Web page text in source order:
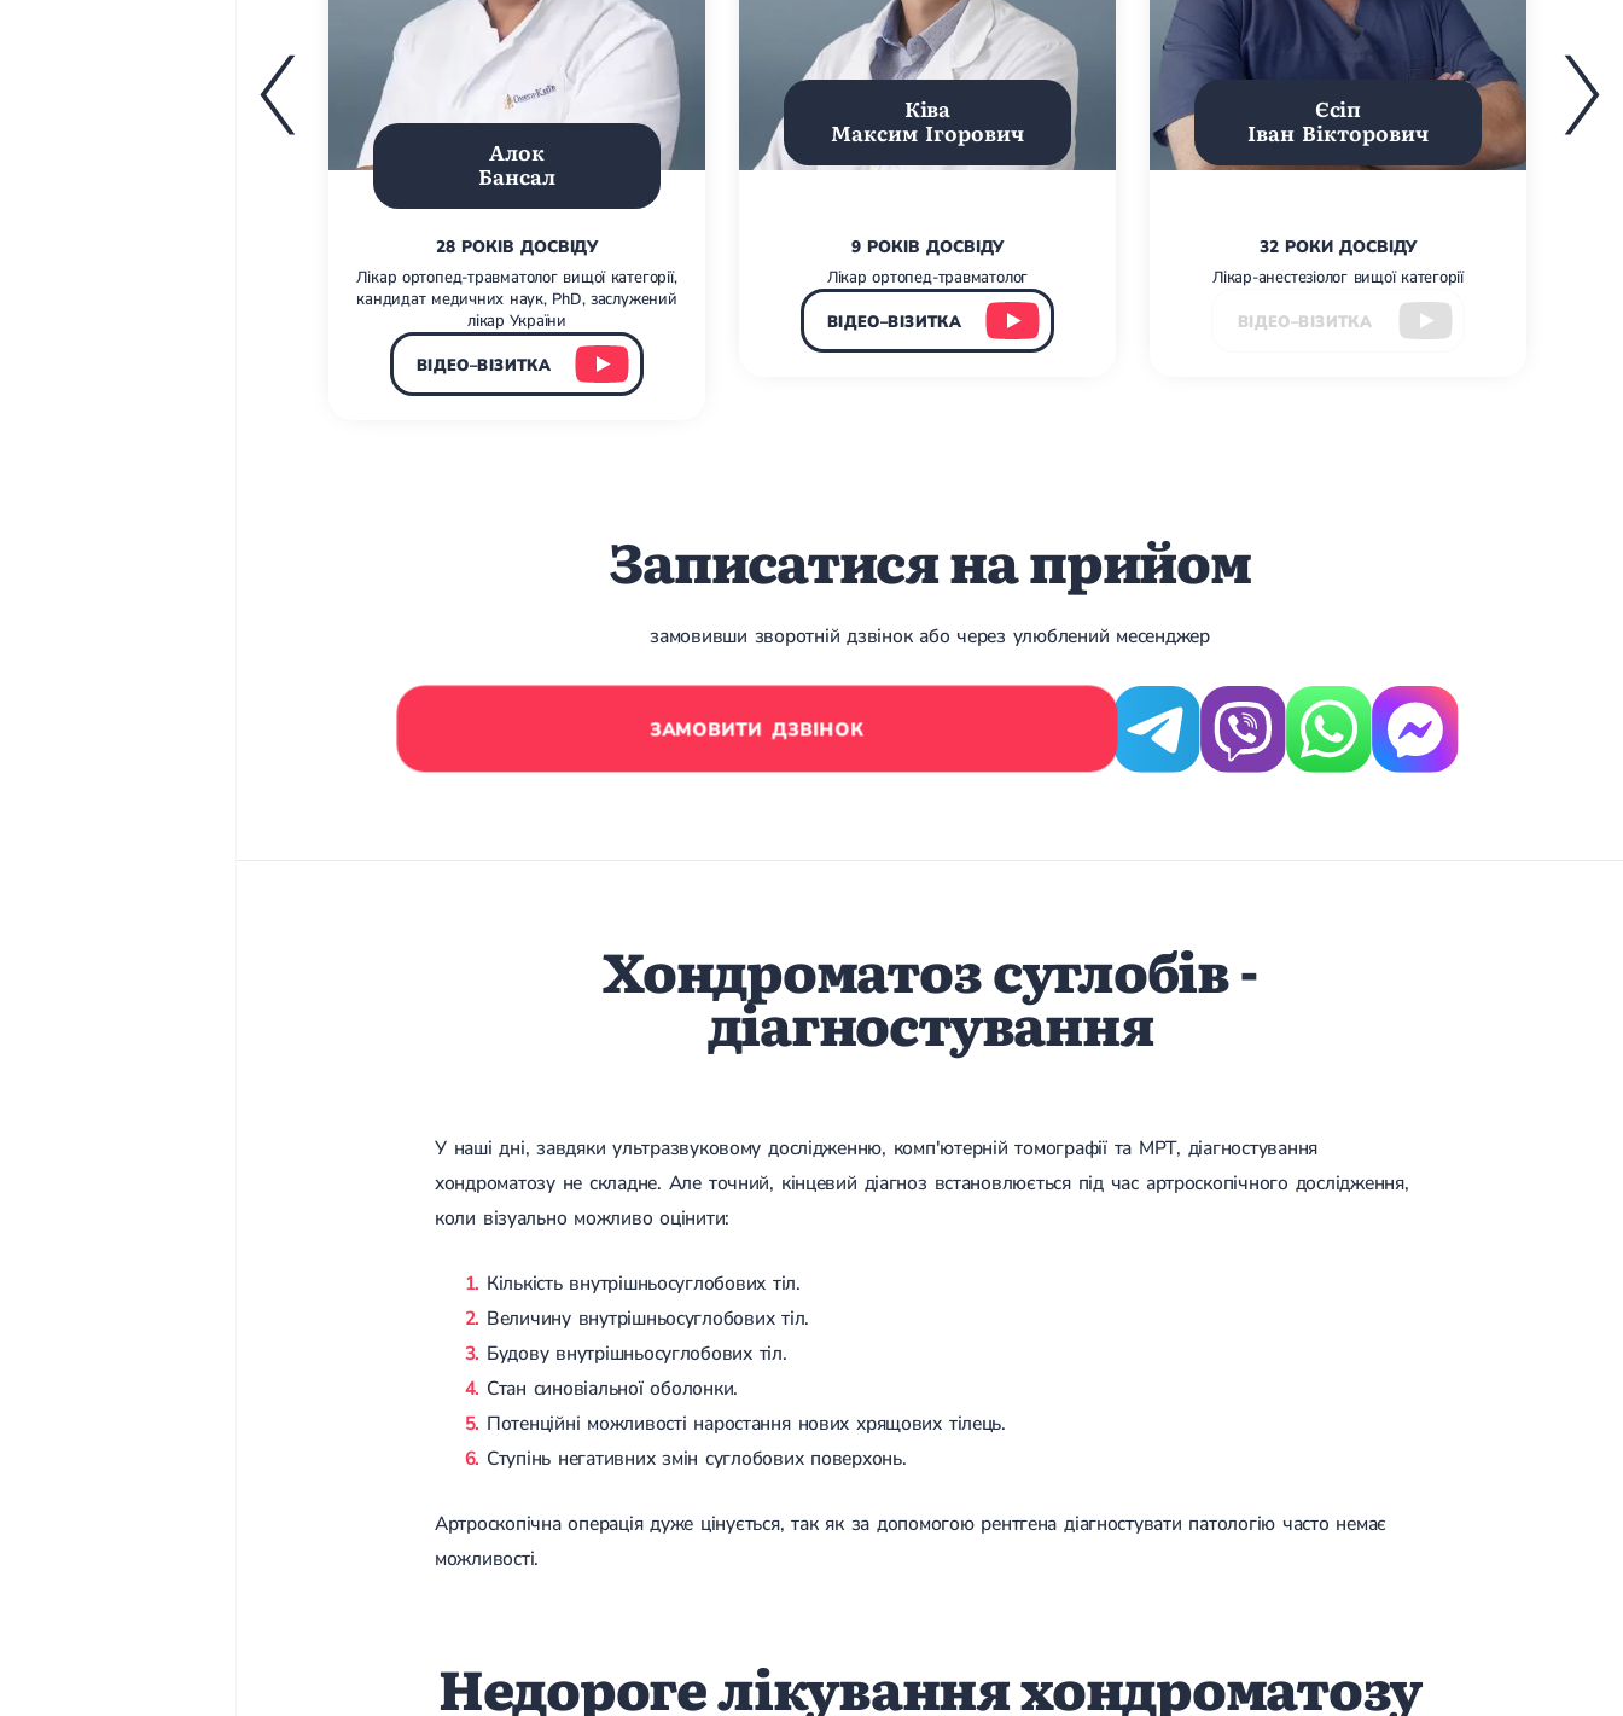
Алок
Бансал
28 РОКІВ ДОСВІДУ
Лікар ортопед-травматолог вищої категорії,
кандидат медичних наук, PhD, заслужений
лікар України
ВІДЕО–ВІЗИТКА
Ківа
Максим Ігорович
9 РОКІВ ДОСВІДУ
Лікар ортопед-травматолог
ВІДЕО–ВІЗИТКА
Єсіп
Іван Вікторович
32 РОКИ ДОСВІДУ
Лікар-анестезіолог вищої категорії
ВІДЕО–ВІЗИТКА
Записатися на прийом
замовивши зворотній дзвінок або через улюблений месенджер
ЗАМОВИТИ ДЗВІНОК
Хондроматоз суглобів -
діагностування
У наші дні, завдяки ультразвуковому дослідженню, комп'ютерній томографії та МРТ, діагностування
хондроматозу не складне. Але точний, кінцевий діагноз встановлюється під час артроскопічного дослідження,
коли візуально можливо оцінити:
Кількість внутрішньосуглобових тіл.
Величину внутрішньосуглобових тіл.
Будову внутрішньосуглобових тіл.
Стан синовіальної оболонки.
Потенційні можливості наростання нових хрящових тілець.
Ступінь негативних змін суглобових поверхонь.
Артроскопічна операція дуже цінується, так як за допомогою рентгена діагностувати патологію часто немає
можливості.
Недороге лікування хондроматозу